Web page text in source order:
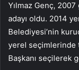
Yılmaz Genç,
adayı oldu. 2014
Belediyesi’nin
yerel seçimlerinde
Başkanı seçilerek